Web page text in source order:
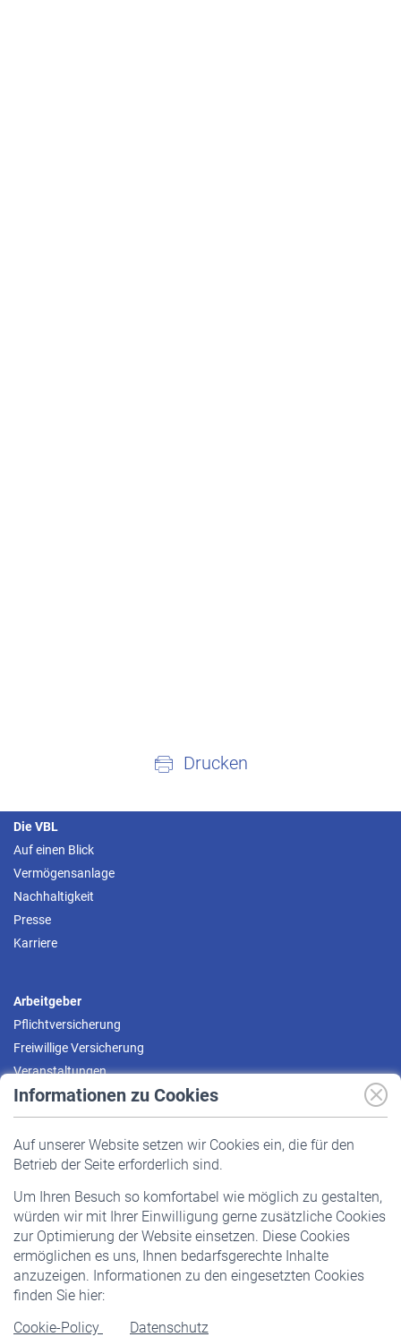
Informationen zu Cookies
Auf unserer Website setzen wir Cookies ein, die für den
Betrieb der Seite erforderlich sind.
Um Ihren Besuch so komfortabel wie möglich zu gestalten,
würden wir mit Ihrer Einwilligung gerne zusätzliche Cookies
zur Optimierung der Website einsetzen. Diese Cookies
ermöglichen es uns, Ihnen bedarfsgerechte Inhalte
anzuzeigen. Informationen zu den eingesetzten Cookies
finden Sie hier:
Cookie-Policy
Datenschutz
Drucken
Die VBL
Auf einen Blick
Vermögensanlage
Nachhaltigkeit
Presse
Karriere
Arbeitgeber
Pflichtversicherung
Freiwillige Versicherung
Veranstaltungen
Pflichtversicherung
Staatliche Förderung
Veranstaltungen
Rentner
Rentenbeginn
Rente beantragen